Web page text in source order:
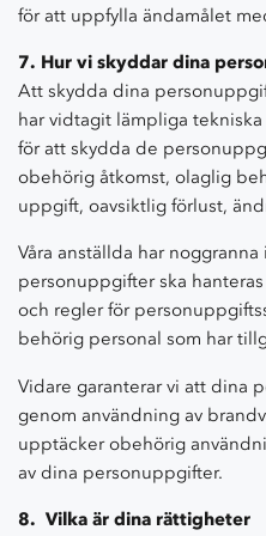
för att uppfylla ändamålet
7. Hur vi skyddar dina
Att skydda dina
har vidtagit lämpliga
för att skydda de
obehörig åtkomst, olaglig
uppgift, oavsiktlig förlust,
Våra anställda har
personuppgifter ska
och regler för
behörig personal som har
Vidare garanterar vi att dina
genom användning av
upptäcker obehörig
av dina personuppgifter.
8. Vilka är dina rättigheter